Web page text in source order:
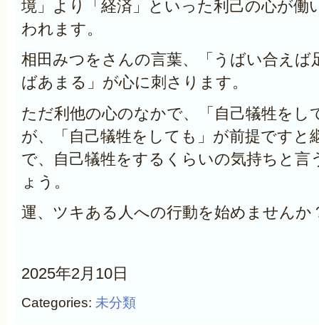
境」より「経済」といった利己の心が働
われます。
相田みつをさんの言葉、「うばい合えば
ばあまる」が心に刺さります。
ただ利他の心のなかで、「自己犠牲をし
が、「自己犠牲をしても」が前提ですと
で、自己犠牲をするくらいの気持ちと言
ょう。
運、ツキある人への行動を始めませんか
2025年2月10日
Categories: 未分類